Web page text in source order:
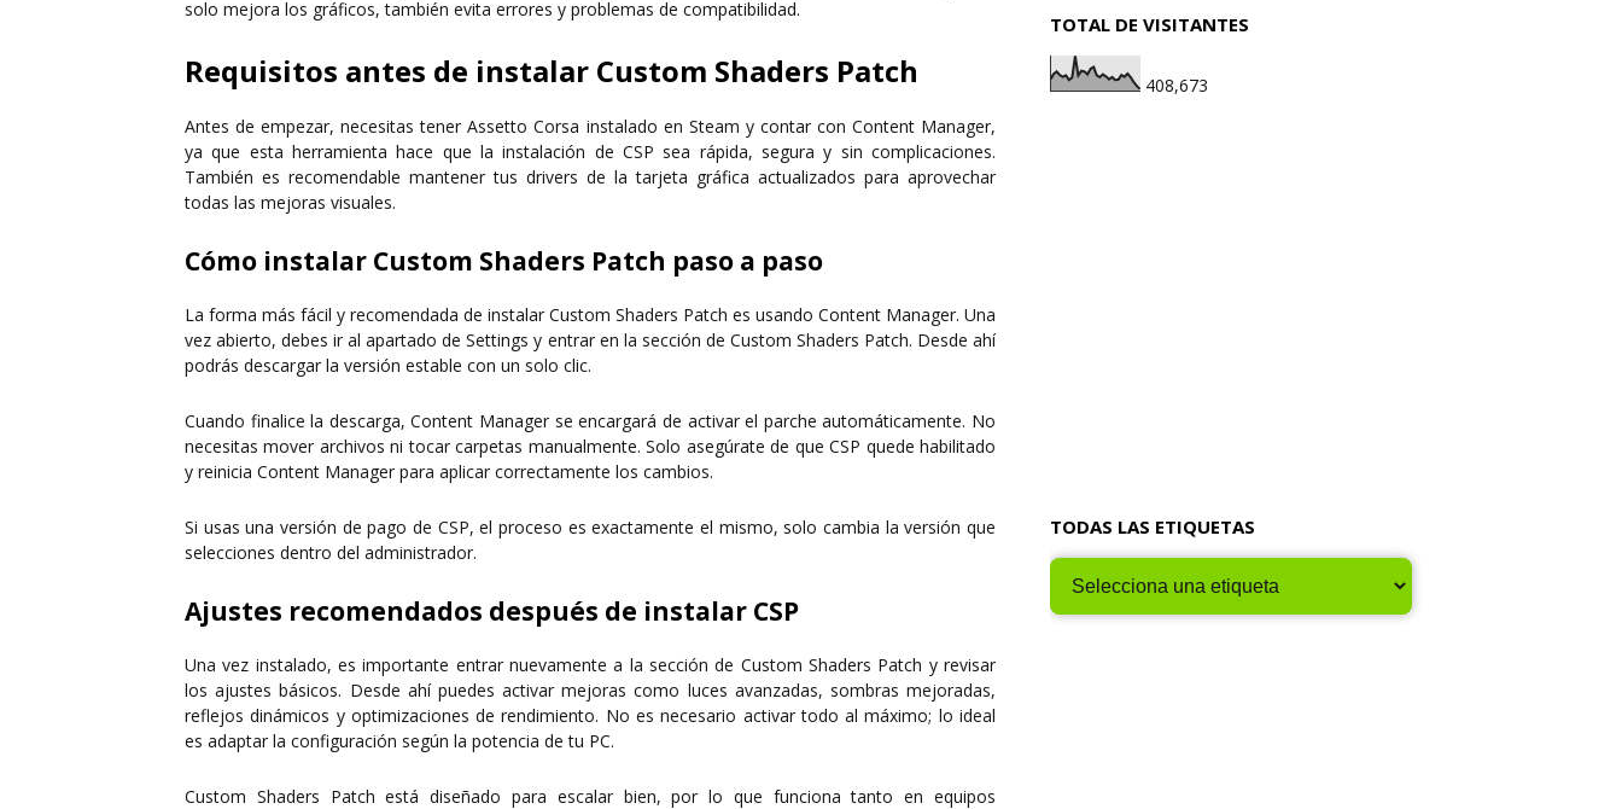
solo mejora los gráficos, también evita errores y problemas de compatibilidad.
Requisitos antes de instalar Custom Shaders Patch
Antes de empezar, necesitas tenerAssetto Corsa instalado en Steam y contar con Content Manager,
ya que esta herramienta hace que la instalación de CSP sea rápida, segura y sin complicaciones.
También es recomendable mantener tus drivers de la tarjeta gráfica actualizados para aprovechar
todas las mejoras visuales.
Cómo instalar Custom Shaders Patch paso a paso
La forma más fácil y recomendada de instalar Custom Shaders Patch es usando Content Manager. Una
vez abierto, debes ir al apartado deSettings y entrar en la sección de Custom Shaders Patch. Desde ahí
podrás descargar la versión estable con un solo clic.
Cuando finalice la descarga, Content Manager se encargará de activar el parche automáticamente. No
necesitas mover archivos ni tocar carpetas manualmente. Solo asegúrate de que CSP quede habilitado
y reinicia Content Manager para aplicar correctamente los cambios.
Si usas una versión de pago de CSP, el proceso es exactamente el mismo, solo cambia la versión que
selecciones dentro del administrador.
Ajustes recomendados después de instalar CSP
Una vez instalado, es importante entrar nuevamente a la sección de Custom Shaders Patch y revisar
los ajustes básicos. Desde ahí puedes activar mejoras como luces avanzadas, sombras mejoradas,
reflejos dinámicos y optimizaciones de rendimiento. No es necesario activar todo al máximo; lo ideal
es adaptar la configuración según la potencia de tu PC.
Custom Shaders Patch está diseñado para escalar bien, por lo que funciona tanto en equipos
TOTAL DE VISITANTES
408,673
TODAS LAS ETIQUETAS